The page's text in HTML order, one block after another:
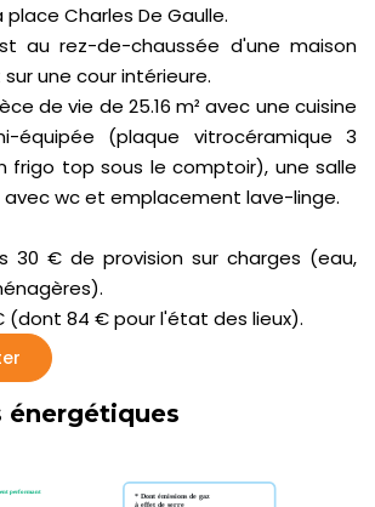
Charles De Gaulle.
au rez-de-chaussée d'une maison
une cour intérieure.
de vie de 25.16 m² avec une cuisine
équipée (plaque vitrocéramique 3
frigo top sous le comptoir), une salle
avec wc et emplacement lave-linge.
30 € de provision sur charges (eau,
(dont 84 € pour l'état des lieux).
énergétiques